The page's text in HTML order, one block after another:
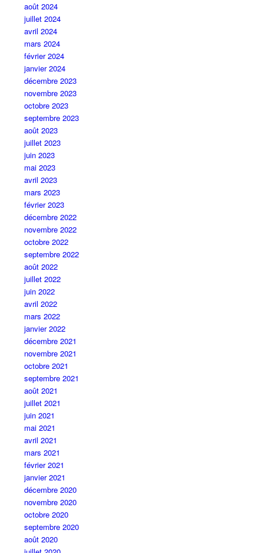
août 2024
juillet 2024
avril 2024
mars 2024
février 2024
janvier 2024
décembre 2023
novembre 2023
octobre 2023
septembre 2023
août 2023
juillet 2023
juin 2023
mai 2023
avril 2023
mars 2023
février 2023
décembre 2022
novembre 2022
octobre 2022
septembre 2022
août 2022
juillet 2022
juin 2022
avril 2022
mars 2022
janvier 2022
décembre 2021
novembre 2021
octobre 2021
septembre 2021
août 2021
juillet 2021
juin 2021
mai 2021
avril 2021
mars 2021
février 2021
janvier 2021
décembre 2020
novembre 2020
octobre 2020
septembre 2020
août 2020